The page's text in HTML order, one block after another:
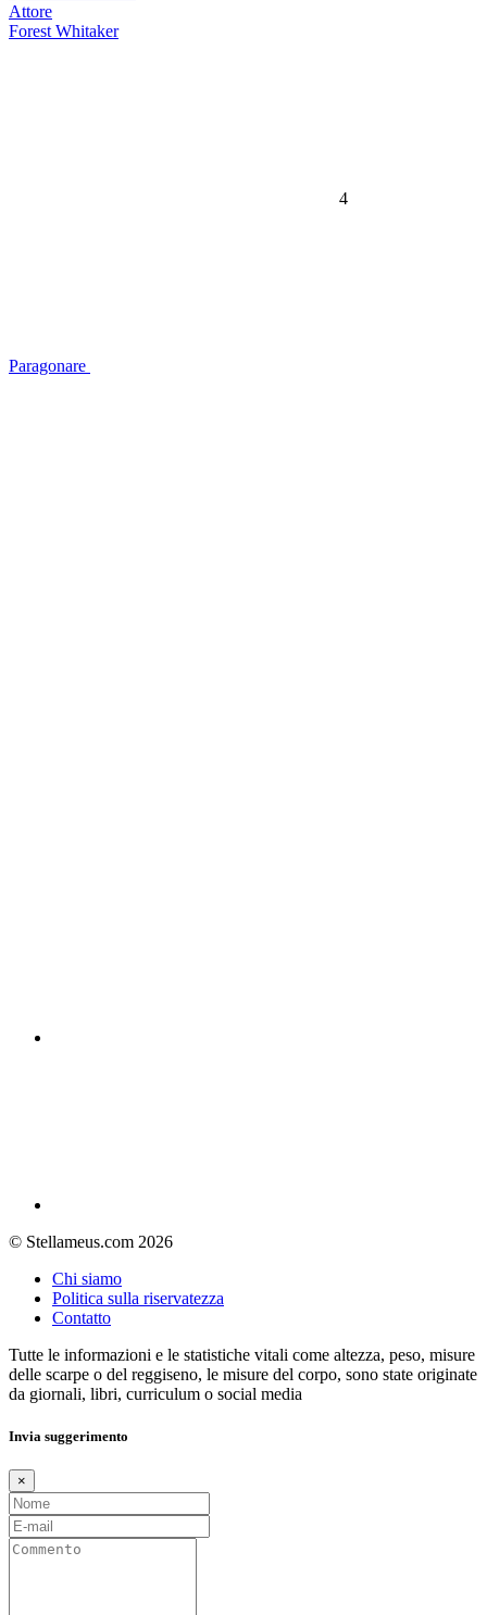
Attore
Forest Whitaker
4
Paragonare
© Stellameus.com 2026
Chi siamo
Politica sulla riservatezza
Contatto
Tutte le informazioni e le statistiche vitali come altezza, peso, misure
delle scarpe o del reggiseno, le misure del corpo, sono state originate
da giornali, libri, curriculum o social media
Invia suggerimento
×